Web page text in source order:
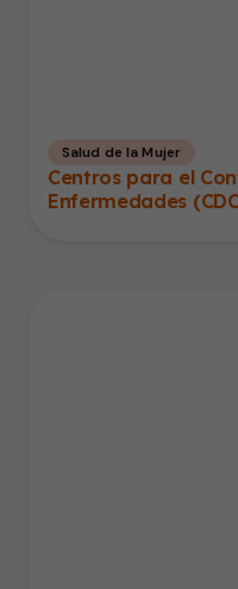
Salud de la Mujer
Centros para el
Enfermedades